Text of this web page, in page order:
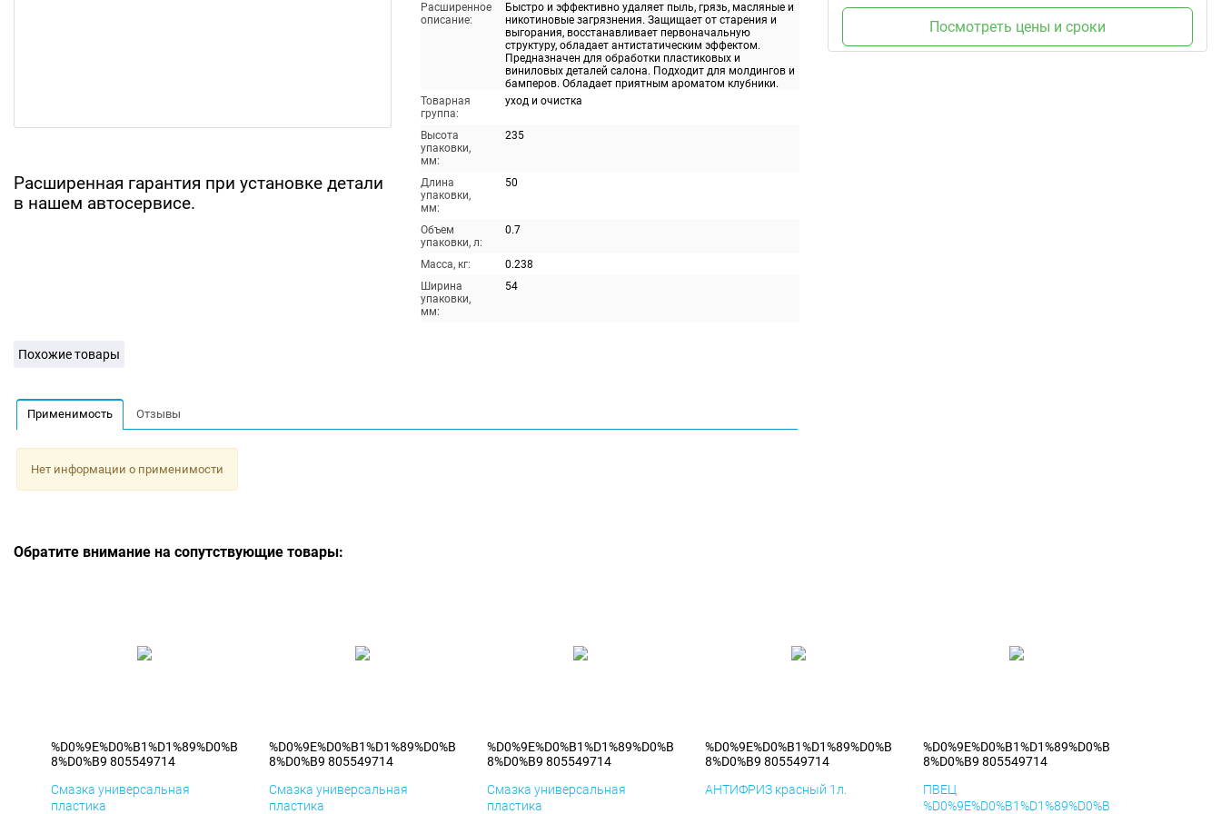
Расширенная гарантия при установке детали
в нашем автосервисе.
Расширенное
описание:
Быстро и эффективно удаляет пыль, грязь, масляные и
никотиновые загрязнения. Защищает от старения и
выгорания, восстанавливает первоначальную
структуру, обладает антистатическим эффектом.
Предназначен для обработки пластиковых и
виниловых деталей салона. Подходит для молдингов и
бамперов. Обладает приятным ароматом клубники.
Товарная
группа:
уход и очистка
Высота
упаковки,
мм:
235
Длина
упаковки,
мм:
50
Объем
упаковки, л:
0.7
Масса, кг:
0.238
Ширина
упаковки,
мм:
54
Посмотреть цены и сроки
Похожие товары
Применимость Отзывы
Нет информации о применимости
Обратите внимание на сопутствующие товары:
%D0%9E%D0%B1%D1%89%D0%B
8%D0%B9 805549714
Смазка универсальная
пластика
%D0%9E%D0%B1%D1%89%D0%B
8%D0%B9 805549714
Смазка универсальная
пластика
%D0%9E%D0%B1%D1%89%D0%B
8%D0%B9 805549714
Смазка универсальная
пластика
%D0%9E%D0%B1%D1%89%D0%B
8%D0%B9 805549714
АНТИФРИЗ красный 1л.
%D0%9E%D0%B1%D1%89%D0%B
8%D0%B9 805549714
ПВЕЦ
%D0%9E%D0%B1%D1%89%D0%B